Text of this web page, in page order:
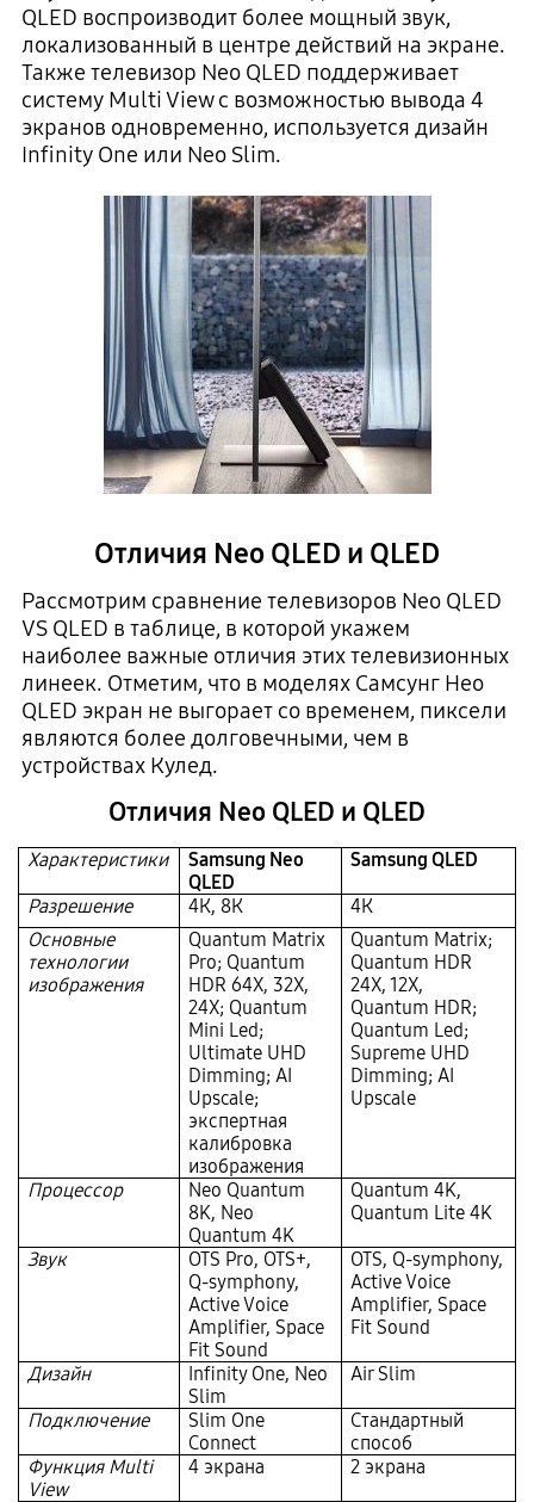
QLED воспроизводит более мощный звук,
локализованный в центре действий на экране.
Также телевизор Neo QLED поддерживает
систему Multi View с возможностью вывода 4
экранов одновременно, используется дизайн
Infinity One или Neo Slim.
Отличия Neo QLED и QLED
Рассмотрим сравнение телевизоров Neo QLED
VS QLED в таблице, в которой укажем
наиболее важные отличия этих телевизионных
линеек. Отметим, что в моделях Самсунг Нео
QLED экран не выгорает со временем, пиксели
являются более долговечными, чем в
устройствах Кулед.
Отличия Neo QLED и QLED
Характеристики
Samsung Neo
QLED
Samsung QLED
Разрешение 4К, 8К
4К
Основные
технологии
изображения
Quantum Matrix
Pro; Quantum
HDR 64X, 32X,
24X; Quantum
Mini Led;
Ultimate UHD
Dimming; AI
Upscale;
экспертная
калибровка
изображения
Quantum Matrix;
Quantum HDR
24X, 12X,
Quantum HDR;
Quantum Led;
Supreme UHD
Dimming; AI
Upscale
Процессор
Neo Quantum
8K, Neo
Quantum 4K
Quantum 4K,
Quantum Lite 4K
Звук
OTS Pro, OTS+,
Q-symphony,
Active Voice
Amplifier, Space
Fit Sound
OTS, Q-symphony,
Active Voice
Amplifier, Space
Fit Sound
Дизайн
Infinity One, Neo
Slim
Air Slim
Подключение
Slim One
Connect
Стандартный
способ
Функция Multi
View
4 экрана 2 экрана